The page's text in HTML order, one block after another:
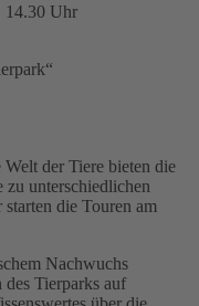
14.30 Uhr
der Tiere bieten die
unterschiedlichen
die Touren am
Nachwuchs
Tierparks auf